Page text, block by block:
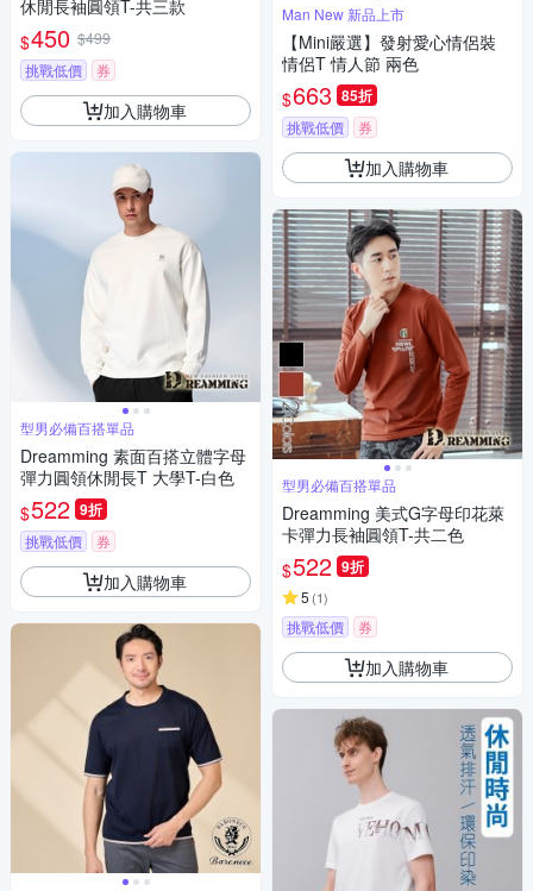
休閒長袖圓領T-共三款
$450 $499
挑戰低價
券
加入購物車
型男必備百搭單品
Dreamming 素面百搭立體字母
彈力圓領休閒長T 大學T-白色
$522 9折
挑戰低價 券
加入購物車
Man New 新品上市
【Mini嚴選】發射愛心情侶裝
情侶T 情人節 兩色
$663 85折
挑戰低價 券
加入購物車
型男必備百搭單品
Dreamming 美式G字母印花萊
卡彈力長袖圓領T-共二色
$522 9折
5 (1)
挑戰低價 券
加入購物車